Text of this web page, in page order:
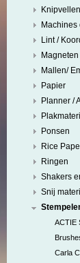
Knipvellen
Machines
Lint /
Magneten
Mallen/
Papier
Planner /
Ponsen
Rice
Ringen
Shakers
Snij
ACTIE
Carla